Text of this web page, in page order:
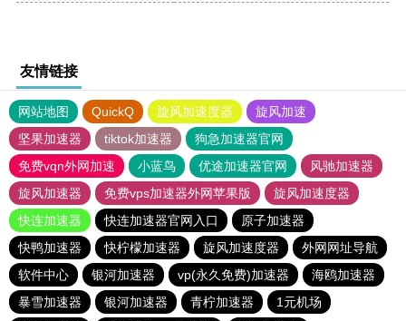
友情链接
网站地图 QuickQ 旋风加速度器
旋风加速
坚果加速器
tiktok加速器
狗急加速器官网
免费vqn外网加速
小蓝鸟 优途加速器官网
风驰加速器
旋风加速器
免费vps加速器外网苹果版
旋风加速度器
快连加速器
快连加速器官网入口
原子加速器
快鸭加速器
快柠檬加速器 旋风加速度器
外网网址导航
软件中心
银河加速器 vp(永久免费)加速器
海鸥加速器
暴雪加速器
银河加速器 青柠加速器
1元机场